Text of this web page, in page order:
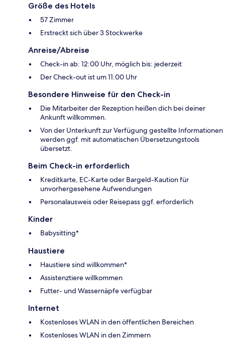
Größe des Hotels
57 Zimmer
Erstreckt sich über 3 Stockwerke
Anreise/Abreise
Check-in ab: 12:00 Uhr, möglich bis: jederzeit
Der Check-out ist um 11:00 Uhr
Besondere Hinweise für den Check-in
Die Mitarbeiter der Rezeption heißen dich bei deiner
Ankunft willkommen.
Von der Unterkunft zur Verfügung gestellte Informationen
werden ggf. mit automatischen Übersetzungstools
übersetzt.
Beim Check-in erforderlich
Kreditkarte, EC-Karte oder Bargeld-Kaution für
unvorhergesehene Aufwendungen
Personalausweis oder Reisepass ggf. erforderlich
Kinder
Babysitting*
Haustiere
Haustiere sind willkommen*
Assistenztiere willkommen
Futter- und Wassernäpfe verfügbar
Internet
Kostenloses WLAN in den öffentlichen Bereichen
Kostenloses WLAN in den Zimmern